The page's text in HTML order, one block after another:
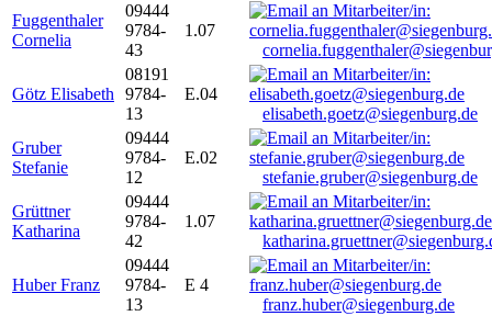
Fuggenthaler
Cornelia
09444
9784-
43
1.07
Götz Elisabeth
08191
9784-
13
E.04
elisabeth.goetz@siegenburg.de
Gruber
Stefanie
09444
9784-
12
E.02
stefanie.gruber@siegenburg.de
Grüttner
Katharina
09444
9784-
42
1.07
Huber Franz
09444
9784-
13
E 4
franz.huber@siegenburg.de